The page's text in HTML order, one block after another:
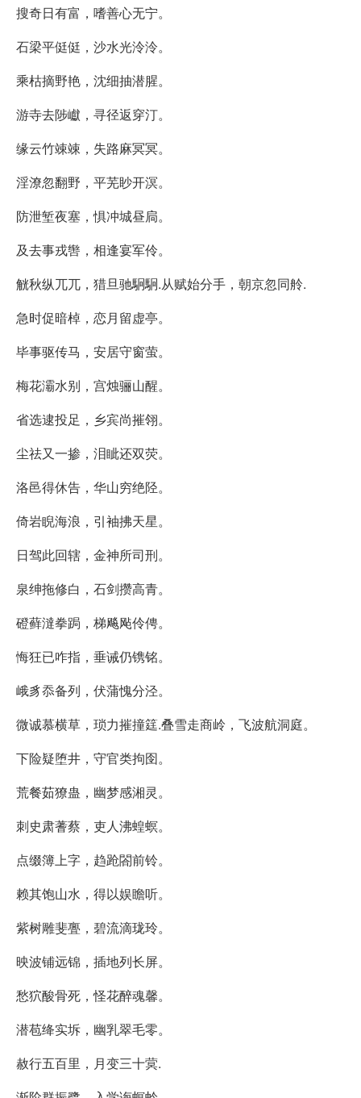
搜奇日有富，嗜善心无宁。
石梁平侹侹，沙水光泠泠。
乘枯摘野艳，沈细抽潜腥。
游寺去陟巘，寻径返穿汀。
缘云竹竦竦，失路麻冥冥。
淫潦忽翻野，平芜眇开溟。
防泄堑夜塞，惧冲城昼扃。
及去事戎辔，相逢宴军伶。
觥秋纵兀兀，猎旦驰駉駉.从赋始分手，朝京忽同舲.
急时促暗棹，恋月留虚亭。
毕事驱传马，安居守窗萤。
梅花灞水别，宫烛骊山醒。
省选逮投足，乡宾尚摧翎。
尘祛又一掺，泪眦还双荧。
洛邑得休告，华山穷绝陉。
倚岩睨海浪，引袖拂天星。
日驾此回辖，金神所司刑。
泉绅拖修白，石剑攒高青。
磴藓澾拳跼，梯飚飐伶俜。
悔狂已咋指，垂诫仍镌铭。
峨豸忝备列，伏蒲愧分泾。
微诚慕横草，琐力摧撞筳.叠雪走商岭，飞波航洞庭。
下险疑堕井，守官类拘囹。
荒餐茹獠蛊，幽梦感湘灵。
刺史肃蓍蔡，吏人沸蝗螟。
点缀簿上字，趋跄閤前铃。
赖其饱山水，得以娱瞻听。
紫树雕斐亹，碧流滴珑玲。
映波铺远锦，插地列长屏。
愁狖酸骨死，怪花醉魂馨。
潜苞绛实坼，幽乳翠毛零。
赦行五百里，月变三十蓂.